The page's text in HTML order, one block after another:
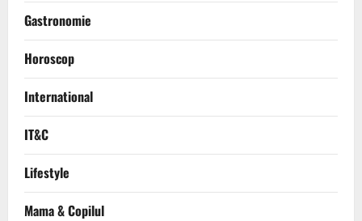
Gastronomie
Horoscop
International
IT&C
Lifestyle
Mama & Copilul